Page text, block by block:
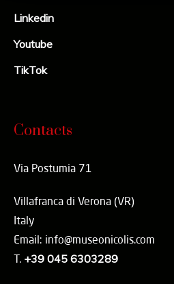
Linkedin
Youtube
TikTok
Contacts
Via Postumia 71
Villafranca di Verona (VR)
Italy
Email: info@museonicolis.com
T. +39 045 6303289